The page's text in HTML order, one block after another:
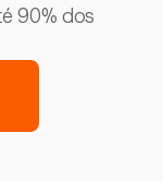
90% dos